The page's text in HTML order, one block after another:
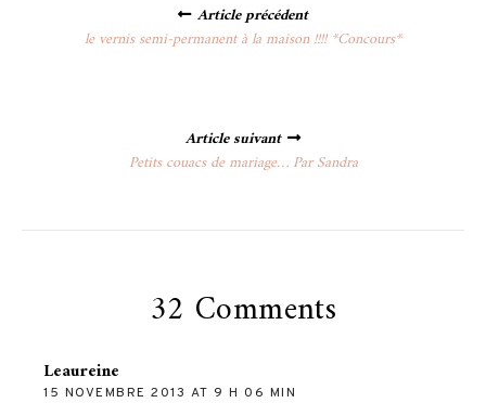
navigation
Article précédent
le vernis semi-permanent à la maison !!!! *Concours*
Article suivant
Petits couacs de mariage… Par Sandra
32 Comments
Leaureine
15 NOVEMBRE 2013 AT 9 H 06 MIN